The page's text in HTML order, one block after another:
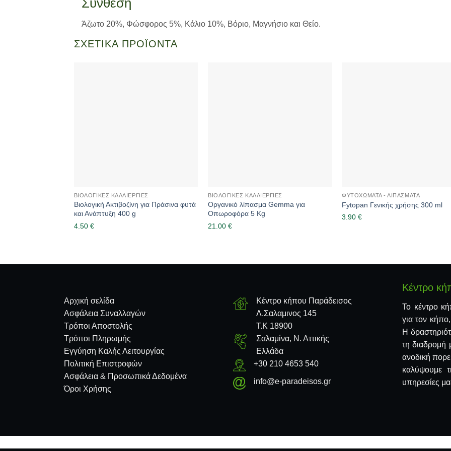
Σύνθεση
Άζωτο 20%, Φώσφορος 5%, Κάλιο 10%, Βόριο, Μαγνήσιο και Θείο.
ΣΧΕΤΙΚΆ ΠΡΟΪΌΝΤΑ
ΒΙΟΛΟΓΙΚΈΣ ΚΑΛΛΙΈΡΓΙΕΣ
Βιολογική Ακτιβοζίνη για Πράσινα φυτά
και Ανάπτυξη 400 g
4.50 €
ΒΙΟΛΟΓΙΚΈΣ ΚΑΛΛΙΈΡΓΙΕΣ
Οργανικό λίπασμα Gemma για
Οπωροφόρα 5 Kg
21.00€
ΦΥΤΟΧΏΜΑΤΑ - ΛΙΠΆΣΜΑΤΑ
Fytopan Γενικής χρήσης 300 ml
3.90€
Αρχική σελίδα
Ασφάλεια Συναλλαγών
Τρόποι Αποστολής
Τρόποι Πληρωμής
Εγγύηση Καλής Λειτουργίας
Πολιτική Επιστροφών
Ασφάλεια & Προσωπικά Δεδομένα
Όροι Χρήσης
Κέντρο κήπου Παράδεισος
Λ.Σαλαμινος 145
Τ.Κ 18900
Σαλαμίνα, Ν. Αττικής
Ελλάδα
+30 210 4653 540
info@e-paradeisos.gr
Κέντρο
Το κέντρο
για τον
Η
τη διαδρομή
ανοδική
καλύψουμε
υπηρεσίες